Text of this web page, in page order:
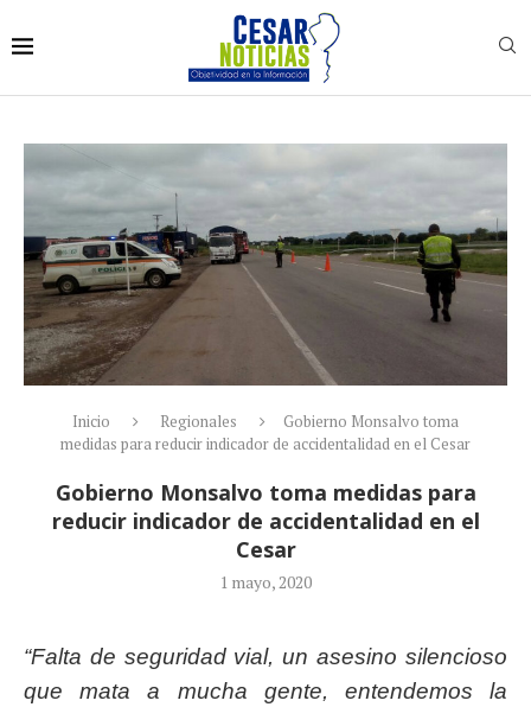
Inicio Regionales
Gobierno Monsalvo toma
medidas para reducir indicador de accidentalidad en el Cesar
Gobierno Monsalvo toma medidas para
reducir indicador de accidentalidad en el
Cesar
1 mayo, 2020
“Falta de seguridad vial, un asesino silencioso
que mata a mucha gente, entendemos la